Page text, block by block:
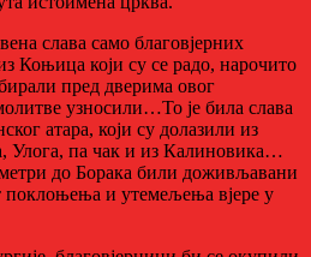
слава само благовјерних
Коњица који су се радо, нарочито
пред дверима овог
узносили…То је била слава
атара, који су долазили из
Улога, па чак и из Калиновика…
до Борака били доживљавани
поклоњења и утемељења вјере у